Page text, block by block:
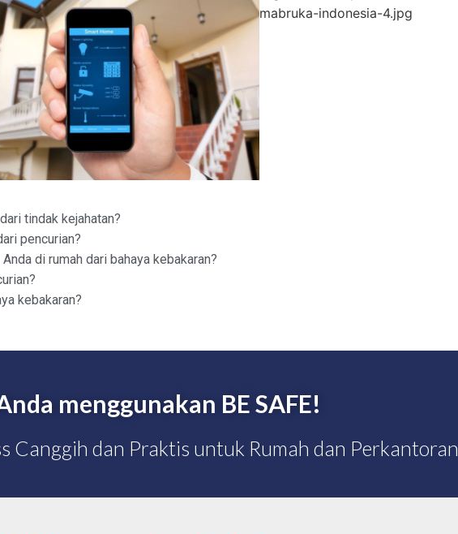
tindak kejahatan?
pencurian?
di rumah dari bahaya kebakaran?
kebakaran?
menggunakan BE SAFE!
Canggih dan Praktis untuk Rumah dan Perkantoran